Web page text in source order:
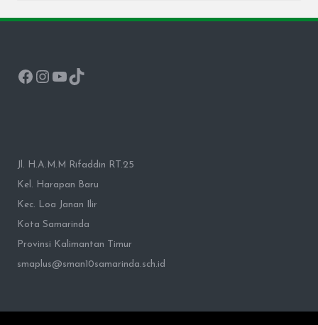
Facebook
Instagram
YouTube
TikTok
Jl. H.A.M.M Rifaddin RT.25
Kel. Harapan Baru
Kec. Loa Janan Ilir
Kota Samarinda
Provinsi Kalimantan Timur
smaplus@sman10samarinda.sch.id